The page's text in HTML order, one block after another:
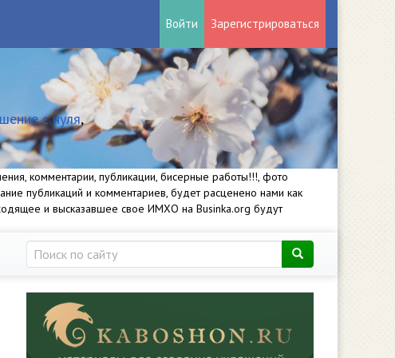
Войти Зарегистрироваться
с нуля,
комментарии, публикации, бисерные работы!!!, фото
публикаций и комментариев, будет расценено нами как
и высказавшее свое ИМХО на Businka.org будут